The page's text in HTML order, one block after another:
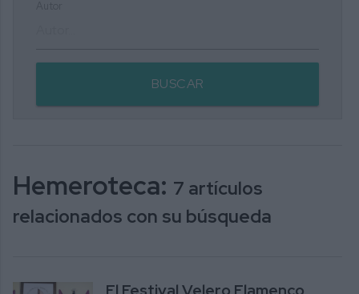
BUSCAR
Hemeroteca: 7 artículos
relacionados con su búsqueda